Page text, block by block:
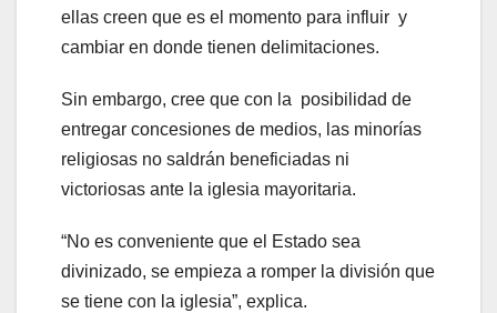
ellas creen que es el momento para influir y
cambiar en donde tienen delimitaciones.
Sin embargo, cree que con la posibilidad de
entregar concesiones de medios, las minorías
religiosas no saldrán beneficiadas ni
victoriosas ante la iglesia mayoritaria.
“No es conveniente que el Estado sea
divinizado, se empieza a romper la división que
se tiene con la iglesia”, explica.